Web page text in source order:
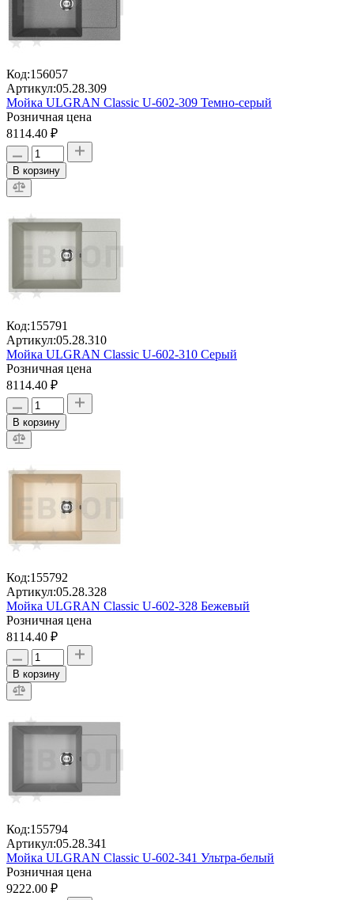
Код:156057
Артикул:05.28.309
Мойка ULGRAN Classic U-602-309 Темно-серый
Розничная цена
8114.40 ₽
В корзину
Код:155791
Артикул:05.28.310
Мойка ULGRAN Classic U-602-310 Серый
Розничная цена
8114.40 ₽
В корзину
Код:155792
Артикул:05.28.328
Мойка ULGRAN Classic U-602-328 Бежевый
Розничная цена
8114.40 ₽
В корзину
Код:155794
Артикул:05.28.341
Мойка ULGRAN Classic U-602-341 Ультра-белый
Розничная цена
9222.00 ₽